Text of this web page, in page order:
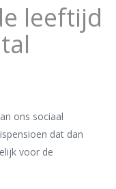
leeftijd
ons sociaal
dat dan
voor de